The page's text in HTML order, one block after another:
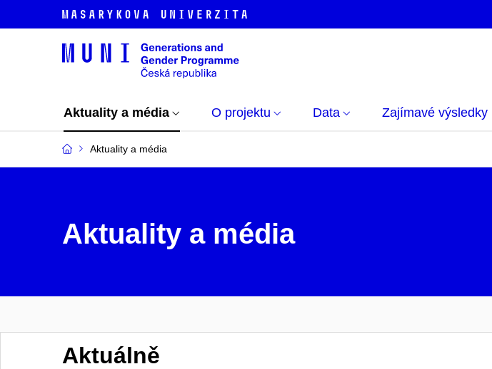
Aktuality a média O projektu Data Zajímavé výsledky
Aktuality a média
Aktuality a média
Aktuálně